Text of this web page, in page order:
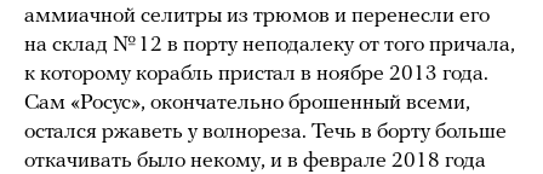
аммиачной селитры из трюмов и перенесли его
на склад № 12 в порту неподалеку от того причала,
к которому корабль пристал в ноябре 2013 года.
Сам «Росус», окончательно брошенный всеми,
остался ржаветь у волнореза. Течь в борту больше
откачивать было некому, и в феврале 2018 года